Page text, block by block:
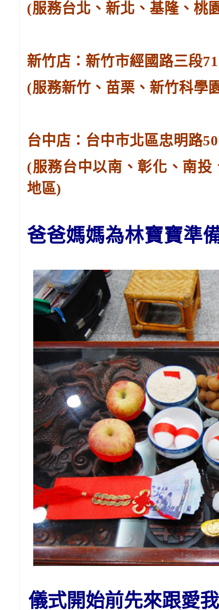
(服務台北、新北、基隆、桃
新竹店：新竹市經國路三段
(服務新竹、苗栗、新竹科學
台中店：台中市北區忠明路
(服務台中以南、彰化、南
地區)
爸爸媽媽為林寶寶準
儀式開始前先來跟愛